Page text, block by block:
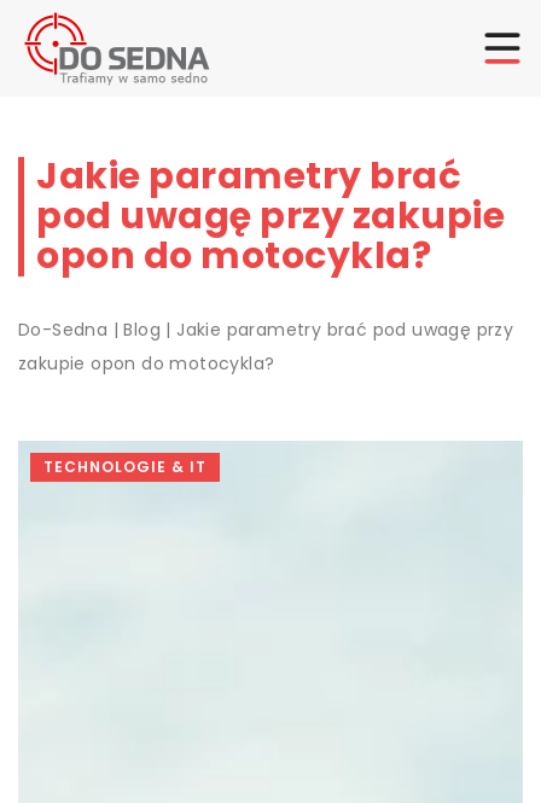
Jakie parametry brać
pod uwagę przy zakupie
opon do motocykla?
Do-Sedna |Blog | Jakie parametry brać pod uwagę przy
zakupie opon do motocykla?
TECHNOLOGIE & IT